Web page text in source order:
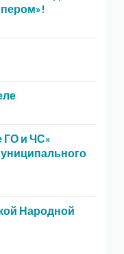
ГО и ЧС»
Народной